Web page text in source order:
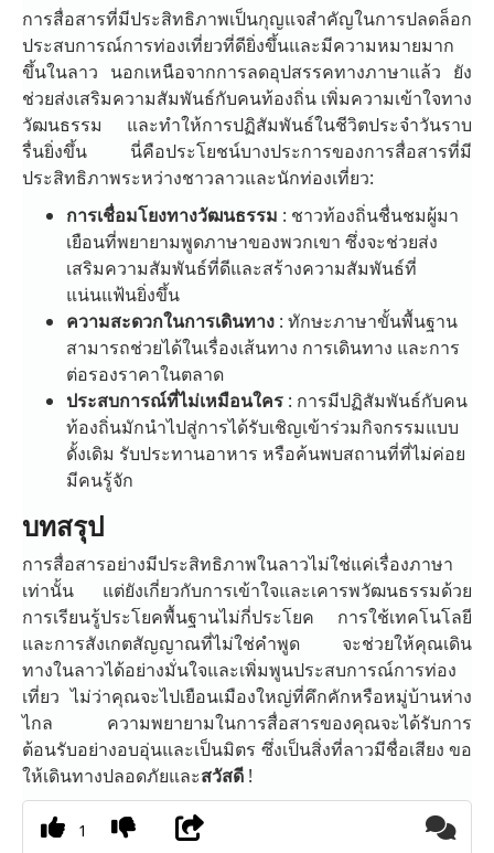
การสื่อสารที่มีประสิทธิภาพเป็นกุญแจสำคัญในการปลดล็อก
ประสบการณ์การท่องเที่ยวที่ดียิ่งขึ้นและมีความหมายมาก
ขึ้นในลาว นอกเหนือจากการลดอุปสรรคทางภาษาแล้ว ยัง
ช่วยส่งเสริมความสัมพันธ์กับคนท้องถิ่น เพิ่มความเข้าใจทาง
วัฒนธรรม และทำให้การปฏิสัมพันธ์ในชีวิตประจำวันราบ
รื่นยิ่งขึ้น นี่คือประโยชน์บางประการของการสื่อสารที่มี
ประสิทธิภาพระหว่างชาวลาวและนักท่องเที่ยว:
การเชื่อมโยงทางวัฒนธรรม : ชาวท้องถิ่นชื่นชมผู้มา
เยือนที่พยายามพูดภาษาของพวกเขา ซึ่งจะช่วยส่ง
เสริมความสัมพันธ์ที่ดีและสร้างความสัมพันธ์ที่
แน่นแฟ้นยิ่งขึ้น
ความสะดวกในการเดินทาง : ทักษะภาษาขั้นพื้นฐาน
สามารถช่วยได้ในเรื่องเส้นทาง การเดินทาง และการ
ต่อรองราคาในตลาด
ประสบการณ์ที่ไม่เหมือนใคร : การมีปฏิสัมพันธ์กับคน
ท้องถิ่นมักนำไปสู่การได้รับเชิญเข้าร่วมกิจกรรมแบบ
ดั้งเดิม รับประทานอาหาร หรือค้นพบสถานที่ที่ไม่ค่อย
มีคนรู้จัก
บทสรุป
การสื่อสารอย่างมีประสิทธิภาพในลาวไม่ใช่แค่เรื่องภาษา
เท่านั้น แต่ยังเกี่ยวกับการเข้าใจและเคารพวัฒนธรรมด้วย
การเรียนรู้ประโยคพื้นฐานไม่กี่ประโยค การใช้เทคโนโลยี
และการสังเกตสัญญาณที่ไม่ใช่คำพูด จะช่วยให้คุณเดิน
ทางในลาวได้อย่างมั่นใจและเพิ่มพูนประสบการณ์การท่อง
เที่ยว ไม่ว่าคุณจะไปเยือนเมืองใหญ่ที่คึกคักหรือหมู่บ้านห่าง
ไกล ความพยายามในการสื่อสารของคุณจะได้รับการ
ต้อนรับอย่างอบอุ่นและเป็นมิตร ซึ่งเป็นสิ่งที่ลาวมีชื่อเสียง ขอ
ให้เดินทางปลอดภัยและสวัสดี !
1